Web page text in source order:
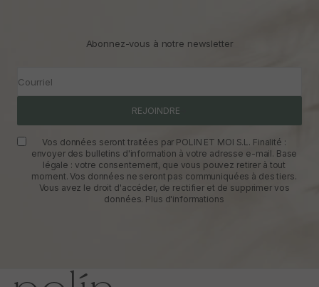
Abonnez-vous à notre newsletter
Courriel
REJOINDRE
Vos données seront traitées par POLIN ET MOI S.L. Finalité :
envoyer des bulletins d'information à votre adresse e-mail. Base
légale : votre consentement, que vous pouvez retirer à tout
moment. Vos données ne seront pas communiquées à des tiers.
Vous avez le droit d'accéder, de rectifier et de supprimer vos
données. Plus d'informations